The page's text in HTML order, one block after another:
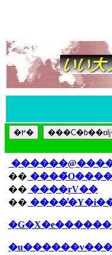
��
�� ����ŗV��
��